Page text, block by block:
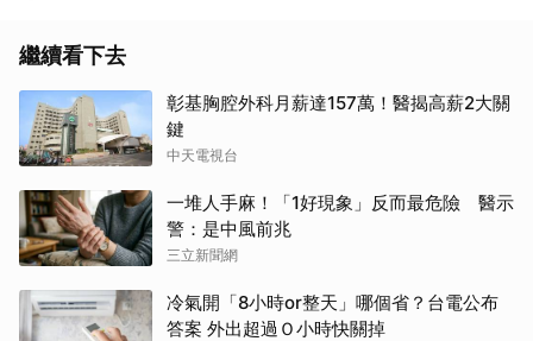
繼續看下去
彰基胸腔外科月薪達157萬！醫揭高薪2大關
鍵
中天電視台
一堆人手麻！「1好現象」反而最危險 醫示
警：是中風前兆
三立新聞網
冷氣開「8小時or整天」哪個省？台電公布
答案 外出超過Ｏ小時快關掉